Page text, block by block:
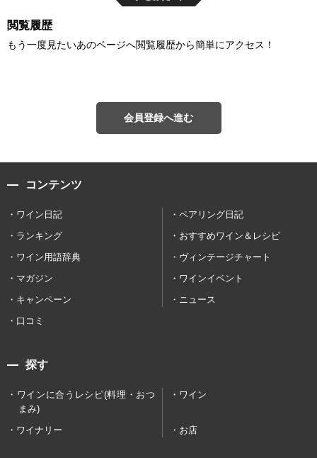
閲覧履歴
もう一度見たいあのページへ閲覧履歴から簡単にアクセス！
会員登録へ進む
コンテンツ
ワイン日記
ペアリング日記
ランキング
おすすめワイン＆レシピ
ワイン用語辞典
ヴィンテージチャート
マガジン
ワインイベント
キャンペーン
ニュース
口コミ
探す
ワインに合うレシピ(料理・おつ
まみ)
ワイン
ワイナリー お店